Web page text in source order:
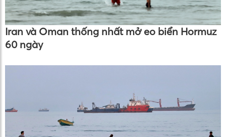
Iran và Oman thống nhất mở eo biển Hormuz
60 ngày